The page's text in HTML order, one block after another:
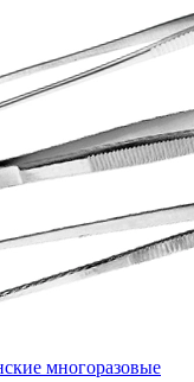
многоразовые